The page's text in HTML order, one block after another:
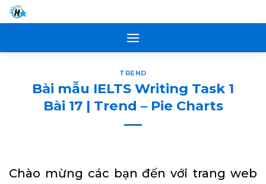
Skip
to
TREND
Bài mẫu IELTS Writing Task 1
Bài 17 | Trend – Pie Charts
Chào mừng các bạn đến với trang web